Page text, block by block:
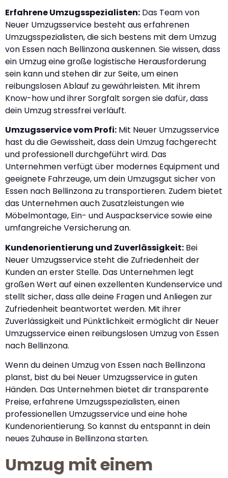
Erfahrene Umzugsspezialisten: Das Team von
Neuer Umzugsservice besteht aus erfahrenen
Umzugsspezialisten, die sich bestens mit dem Umzug
von Essen nach Bellinzona auskennen. Sie wissen, dass
ein Umzug eine große logistische Herausforderung
sein kann und stehen dir zur Seite, um einen
reibungslosen Ablauf zu gewährleisten. Mit ihrem
Know-how und ihrer Sorgfalt sorgen sie dafür, dass
dein Umzug stressfrei verläuft.
Umzugsservice vom Profi: Mit Neuer Umzugsservice
hast du die Gewissheit, dass dein Umzug fachgerecht
und professionell durchgeführt wird. Das
Unternehmen verfügt über modernes Equipment und
geeignete Fahrzeuge, um dein Umzugsgut sicher von
Essen nach Bellinzona zu transportieren. Zudem bietet
das Unternehmen auch Zusatzleistungen wie
Möbelmontage, Ein- und Auspackservice sowie eine
umfangreiche Versicherung an.
Kundenorientierung und Zuverlässigkeit: Bei
Neuer Umzugsservice steht die Zufriedenheit der
Kunden an erster Stelle. Das Unternehmen legt
großen Wert auf einen exzellenten Kundenservice und
stellt sicher, dass alle deine Fragen und Anliegen zur
Zufriedenheit beantwortet werden. Mit ihrer
Zuverlässigkeit und Pünktlichkeit ermöglicht dir Neuer
Umzugsservice einen reibungslosen Umzug von Essen
nach Bellinzona.
Wenn du deinen Umzug von Essen nach Bellinzona
planst, bist du bei Neuer Umzugsservice in guten
Händen. Das Unternehmen bietet dir transparente
Preise, erfahrene Umzugsspezialisten, einen
professionellen Umzugsservice und eine hohe
Kundenorientierung. So kannst du entspannt in dein
neues Zuhause in Bellinzona starten.
Umzug mit einem